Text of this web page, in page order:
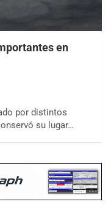
en
por distintos
su lugar…